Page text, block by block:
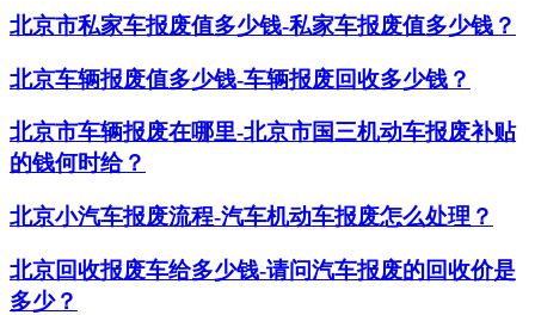
北京市私家车报废值多少钱-私家车报废值多少钱？
北京车辆报废值多少钱-车辆报废回收多少钱？
北京市车辆报废在哪里-北京市国三机动车报废补贴
的钱何时给？
北京小汽车报废流程-汽车机动车报废怎么处理？
北京回收报废车给多少钱-请问汽车报废的回收价是
多少？